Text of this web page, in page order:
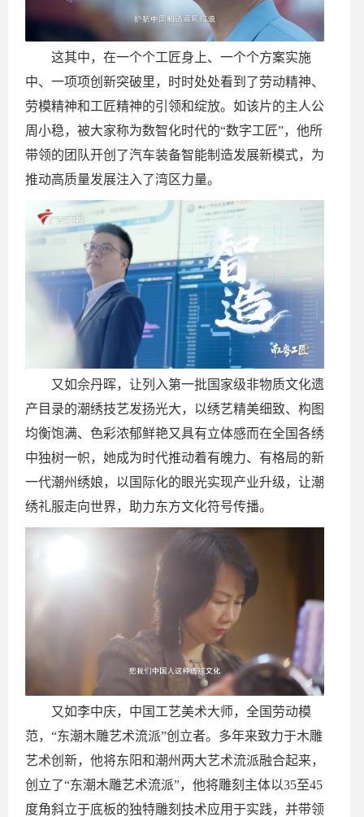
这其中，在一个个工匠身上、一个个方案实施
中、一项项创新突破里，时时处处看到了劳动精神、
劳模精神和工匠精神的引领和绽放。如该片的主人公
周小稳，被大家称为数智化时代的“数字工匠”，他所
带领的团队开创了汽车装备智能制造发展新模式，为
推动高质量发展注入了湾区力量。
又如佘丹晖，让列入第一批国家级非物质文化遗
产目录的潮绣技艺发扬光大，以绣艺精美细致、构图
均衡饱满、色彩浓郁鲜艳又具有立体感而在全国各绣
中独树一帜，她成为时代推动着有魄力、有格局的新
一代潮州绣娘，以国际化的眼光实现产业升级，让潮
绣礼服走向世界，助力东方文化符号传播。
又如李中庆，中国工艺美术大师，全国劳动模
范，“东潮木雕艺术流派”创立者。多年来致力于木雕
艺术创新，他将东阳和潮州两大艺术流派融合起来，
创立了“东潮木雕艺术流派”，他将雕刻主体以35至45
度角斜立于底板的独特雕刻技术应用于实践，并带领